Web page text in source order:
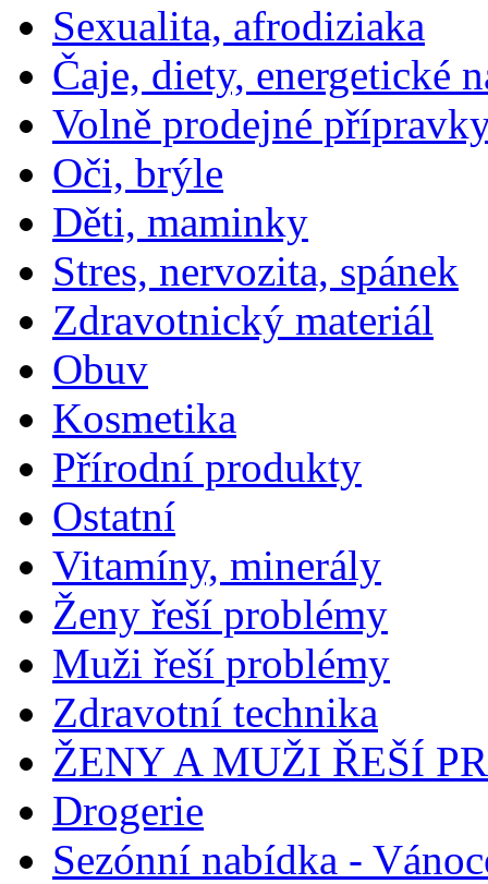
Sexualita, afrodiziaka
Čaje, diety, energetické
Volně prodejné
Oči, brýle
Děti, maminky
Stres, nervozita, spánek
Zdravotnický materiál
Obuv
Kosmetika
Přírodní produkty
Ostatní
Vitamíny, minerály
Ženy řeší problémy
Muži řeší problémy
Zdravotní technika
ŽENY A MUŽI ŘEŠÍ
Drogerie
Sezónní nabídka -